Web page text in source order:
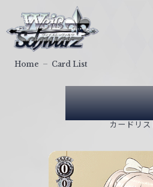
ァ
イ
Card
カードリ
Home Card List